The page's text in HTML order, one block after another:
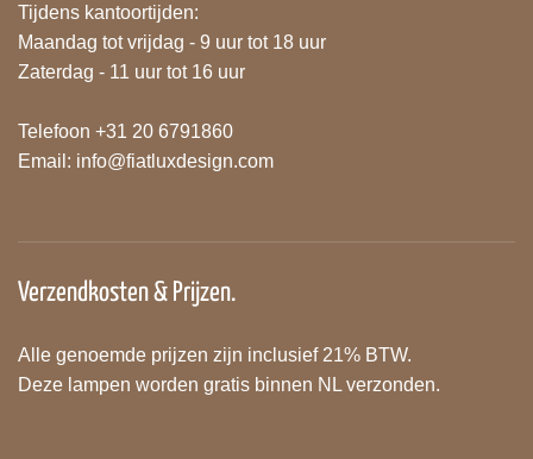
Tijdens kantoortijden:
Maandag tot vrijdag - 9 uur tot 18 uur
Zaterdag - 11 uur tot 16 uur
Telefoon +31 20 6791860
Email: info@fiatluxdesign.com
Verzendkosten & Prijzen.
Alle genoemde prijzen zijn inclusief 21% BTW.
Deze lampen worden gratis binnen NL verzonden.